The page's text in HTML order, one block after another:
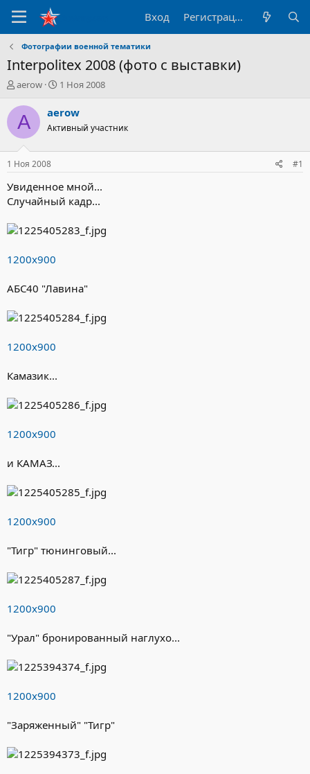
Вход Регистрация
Фотографии военной тематики
Interpolitex 2008 (фото с выставки)
А
т
о
р
е
м
ы
aerow
Д
т
н
л
а
1 Ноя 2008
A aerow
Активный участник
1 Ноя 2008 #1
Увиденное мной...
Случайный кадр...
1200х900
АБС40 "Лавина"
1200х900
Камазик...
1200х900
и КАМАЗ...
1200х900
"Тигр" тюнинговый...
1200х900
"Урал" бронированный наглухо...
1200х900
"Заряженный" "Тигр"